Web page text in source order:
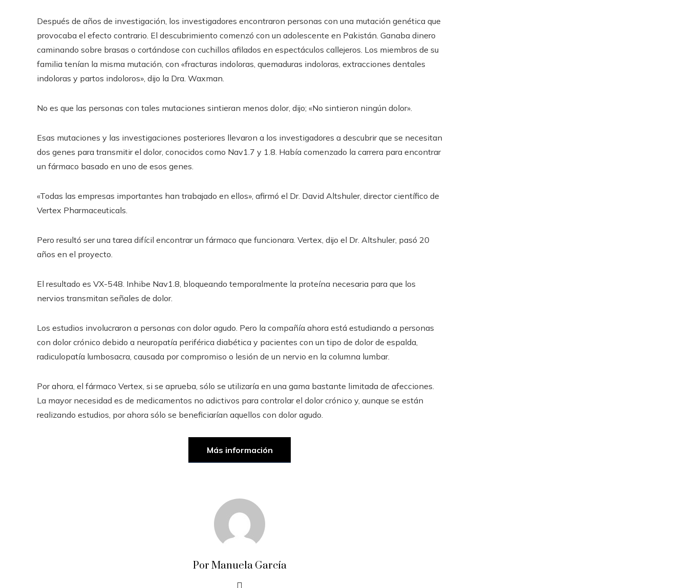
Después de años de investigación, los investigadores encontraron personas con una mutación genética que
provocaba el efecto contrario. El descubrimiento comenzó con un adolescente en Pakistán. Ganaba dinero
caminando sobre brasas o cortándose con cuchillos afilados en espectáculos callejeros. Los miembros de su
familia tenían la misma mutación, con «fracturas indoloras, quemaduras indoloras, extracciones dentales
indoloras y partos indoloros», dijo la Dra. Waxman.
No es que las personas con tales mutaciones sintieran menos dolor, dijo; «No sintieron ningún dolor».
Esas mutaciones y las investigaciones posteriores llevaron a los investigadores a descubrir que se necesitan
dos genes para transmitir el dolor, conocidos como Nav1.7 y 1.8. Había comenzado la carrera para encontrar
un fármaco basado en uno de esos genes.
«Todas las empresas importantes han trabajado en ellos», afirmó el Dr. David Altshuler, director científico de
Vertex Pharmaceuticals.
Pero resultó ser una tarea difícil encontrar un fármaco que funcionara. Vertex, dijo el Dr. Altshuler, pasó 20
años en el proyecto.
El resultado es VX-548. Inhibe Nav1.8, bloqueando temporalmente la proteína necesaria para que los
nervios transmitan señales de dolor.
Los estudios involucraron a personas con dolor agudo. Pero la compañía ahora está estudiando a personas
con dolor crónico debido a neuropatía periférica diabética y pacientes con un tipo de dolor de espalda,
radiculopatía lumbosacra, causada por compromiso o lesión de un nervio en la columna lumbar.
Por ahora, el fármaco Vertex, si se aprueba, sólo se utilizaría en una gama bastante limitada de afecciones.
La mayor necesidad es de medicamentos no adictivos para controlar el dolor crónico y, aunque se están
realizando estudios, por ahora sólo se beneficiarían aquellos con dolor agudo.
Más información
Por Manuela García